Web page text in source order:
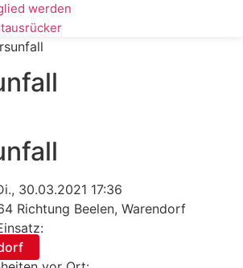
werden
30.03.2021 17:36
Richtung Beelen, Warendorf